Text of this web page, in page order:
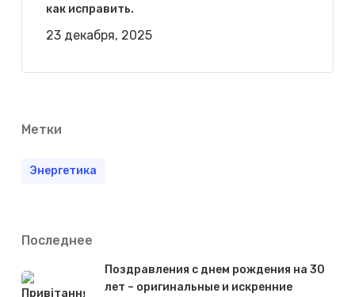
как исправить.
23 декабря, 2025
Метки
Энергетика
Последнее
Поздравления с днем рождения на 30
лет – оригинальные и искренние